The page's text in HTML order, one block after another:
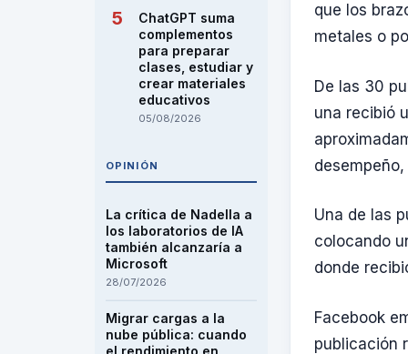
ChatGPT suma
complementos
para preparar
clases, estudiar y
crear materiales
educativos
05/08/2026
OPINIÓN
La crítica de Nadella a
los laboratorios de IA
también alcanzaría a
Microsoft
28/07/2026
Migrar cargas a la
nube pública: cuando
el rendimiento en
que los
metales o
De las 30
una recibió
Una de las
colocando
donde
Facebook
publicación